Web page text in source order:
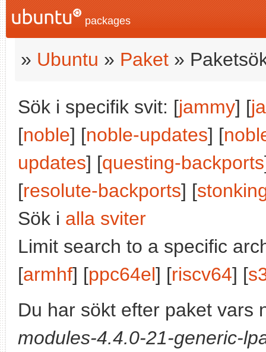
packages
» Ubuntu » Paket »
Sök i specifik svit: [jammy] [
[noble] [noble-updates] [
updates] [questing-backports
[resolute-backports] [
Sök i alla sviter
Limit search to a specific
[armhf] [ppc64el] [riscv64] [
Du har sökt efter paket vars
modules-4.4.0-21-generic-